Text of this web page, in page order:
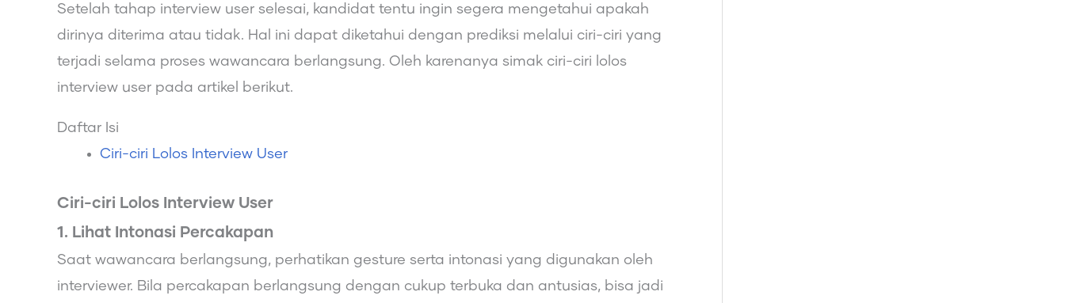
Setelah tahap interview user selesai, kandidat tentu ingin segera mengetahui apakah
dirinya diterima atau tidak. Hal ini dapat diketahui dengan prediksi melalui ciri-ciri yang
terjadi selama proses wawancara berlangsung. Oleh karenanya simak ciri-ciri lolos
interview user pada artikel berikut.
Daftar Isi
Ciri-ciri Lolos Interview User
Ciri-ciri Lolos Interview User
1. Lihat Intonasi Percakapan
Saat wawancara berlangsung, perhatikan gesture serta intonasi yang digunakan oleh
interviewer. Bila percakapan berlangsung dengan cukup terbuka dan antusias, bisa jadi